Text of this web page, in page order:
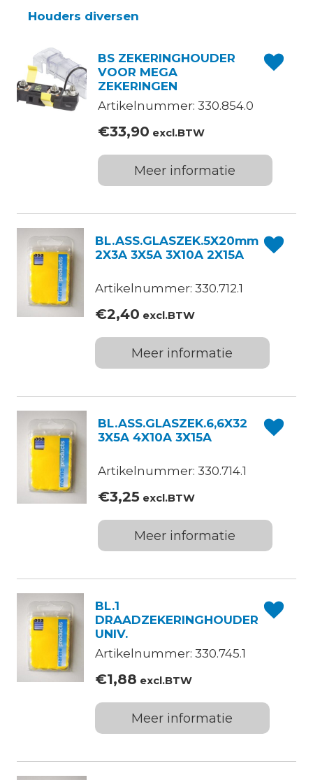
Houders diversen
BS ZEKERINGHOUDER
VOOR MEGA
ZEKERINGEN
Artikelnummer: 330.854.0
€33,90 excl.BTW
Meer informatie
BL.ASS.GLASZEK.5X20mm
2X3A 3X5A 3X10A 2X15A
Artikelnummer: 330.712.1
€2,40 excl.BTW
Meer informatie
BL.ASS.GLASZEK.6,6X32
3X5A 4X10A 3X15A
Artikelnummer: 330.714.1
€3,25excl.BTW
Meer informatie
BL.1
DRAADZEKERINGHOUDER
UNIV.
Artikelnummer: 330.745.1
€1,88 excl.BTW
Meer informatie